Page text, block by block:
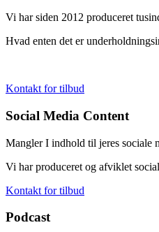
Vi har siden 2012 produceret
Hvad enten det er
Kontakt for tilbud
Social Media Content
Mangler I indhold til jeres sociale
Vi har produceret og afviklet
Kontakt for tilbud
Podcast